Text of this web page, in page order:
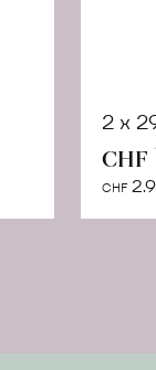
2 x
CHF
CHF